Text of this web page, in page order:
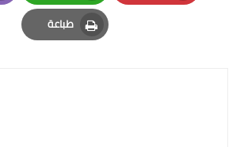
Pinterest
Whatsapp
طباعة
Print